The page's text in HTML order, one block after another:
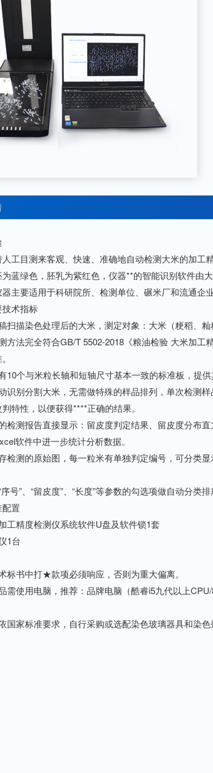
目测来客观、快速、准确地自动检测大米的加工
为蓝绿色，胚乳为紫红色，仪器**的智能识别软件
主要适用于科研院所、检测单位、碾米厂和流通企业
术指标
描染色处理后的大米，测定对象：大米（粳稻、籼
完全符合GB/T 5502-2018《粮油检验 大米加工
与米粒长轴和短轴尺寸基本一致的标准板，提供
分割大米，无需做特殊的样品排列，单次检测样
特性，以便获得****正确的结果。
测报告直接显示：留皮度判定结果、留皮度分布直
软件中进一步统计分析数据。
测的原始图，每一粒米有单独判定编号，可分类显
”、“留皮度”、“长度”等参数的勾选项做自动分类排
置
精度检测仪系统软件U盘及软件锁1套
1台
书中打★款项必须响应，否则为重大偏离。
使用电脑，推荐：品牌电脑（酷睿i5九代以上
家标准要求，自行采购或选配染色玻璃器具和染色